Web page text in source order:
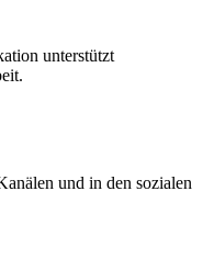
unterstützt
und in den sozialen